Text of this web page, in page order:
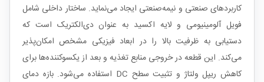
کاربردهای صنعتی و نیمه‌صنعتی ایجاد می‌نماید. ساختار داخلی شامل
فویل آلومینیومی و لایه اکسید به عنوان دی‌الکتریک است که
دستیابی به ظرفیت بالا را در ابعاد فیزیکی مشخص امکان‌پذیر
می‌کند. این قطعه در خروجی منابع تغذیه و بعد از یکسوکننده‌ها برای
کاهش ریپل ولتاژ و تثبیت سطح DC استفاده می‌شود. بازه دمای